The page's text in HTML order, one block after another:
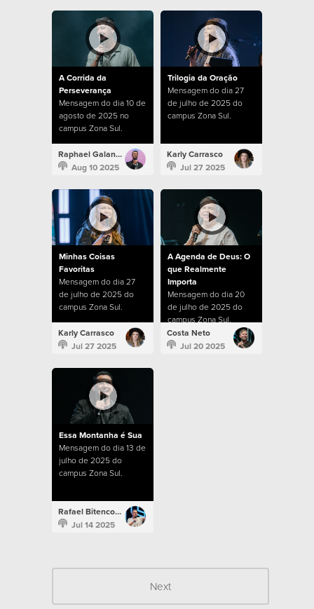
A Corrida da
Perseverança
Mensagem do dia 10 de
agosto de 2025 no
campus Zona Sul.
Raphael Galante
Aug 10 2025
Trilogia da Oração
Mensagem do dia 27
de julho de 2025 do
campus Zona Sul.
Karly Carrasco
Jul 27 2025
Minhas Coisas
Favoritas
Mensagem do dia 27
de julho de 2025 do
campus Zona Sul.
Karly Carrasco
Jul 27 2025
A Agenda de Deus: O
que Realmente
Importa
Mensagem do dia 20
de julho de 2025 do
campus Zona Sul.
Costa Neto
Jul 20 2025
Essa Montanha é Sua
Mensagem do dia 13 de
julho de 2025 do
campus Zona Sul.
Rafael Bitencourt
Jul 14 2025
Next